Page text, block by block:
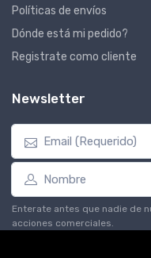
Políticas de envíos
Dónde está mi pedido?
Registrate como cliente
Newsletter
Enterate antes que nadie de
acciones comerciales.